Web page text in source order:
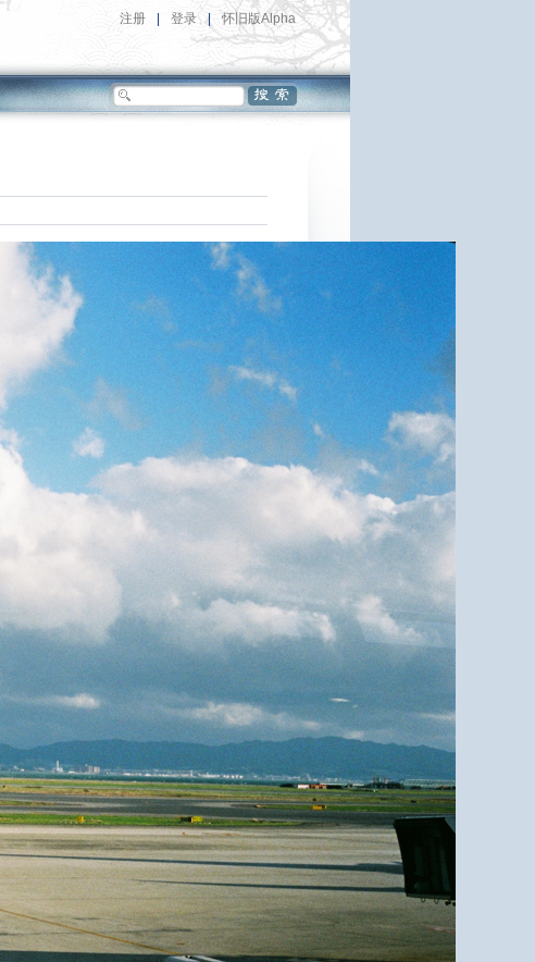
注册 登录 | 怀旧版Alpha